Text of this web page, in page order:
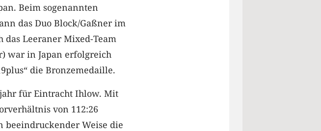
Beim sogenannten
das Duo Block/Gaßner im
das Leeraner Mixed-Team
war in Japan erfolgreich
die Bronzemedaille.
für Eintracht Ihlow. Mit
von 112:26
beeindruckender Weise die